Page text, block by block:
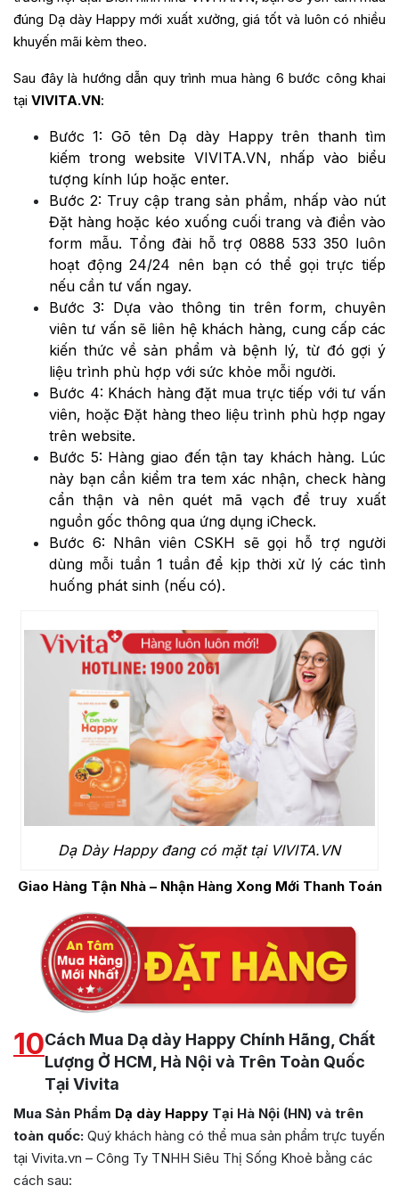
đúng Dạ dày Happy mới xuất xưởng, giá tốt và luôn có nhiều
khuyến mãi kèm theo.
Sau đây là hướng dẫn quy trình mua hàng 6 bước công khai
tại VIVITA.VN:
Bước 1: Gõ tên Dạ dày Happy trên thanh tìm
kiếm trong website VIVITA.VN, nhấp vào biểu
tượng kính lúp hoặc enter.
Bước 2: Truy cập trang sản phẩm, nhấp vào nút
Đặt hàng hoặc kéo xuống cuối trang và điền vào
form mẫu. Tổng đài hỗ trợ 0888 533 350 luôn
hoạt động 24/24 nên bạn có thể gọi trực tiếp
nếu cần tư vấn ngay.
Bước 3: Dựa vào thông tin trên form, chuyên
viên tư vấn sẽ liên hệ khách hàng, cung cấp các
kiến thức về sản phẩm và bệnh lý, từ đó gợi ý
liệu trình phù hợp với sức khỏe mỗi người.
Bước 4: Khách hàng đặt mua trực tiếp với tư vấn
viên, hoặc Đặt hàng theo liệu trình phù hợp ngay
trên website.
Bước 5: Hàng giao đến tận tay khách hàng. Lúc
này bạn cần kiểm tra tem xác nhận, check hàng
cẩn thận và nên quét mã vạch để truy xuất
nguồn gốc thông qua ứng dụng iCheck.
Bước 6: Nhân viên CSKH sẽ gọi hỗ trợ người
dùng mỗi tuần 1 tuần để kịp thời xử lý các tình
huống phát sinh (nếu có).
Dạ Dày Happy đang có mặt tại VIVITA.VN
Giao Hàng Tận Nhà – Nhận Hàng Xong Mới Thanh Toán
10Cách Mua Dạ dày Happy Chính Hãng, Chất
Lượng Ở HCM, Hà Nội và Trên Toàn Quốc
Tại Vivita
Mua Sản Phẩm Dạ dày Happy Tại Hà Nội (HN) và trên
toàn quốc: Quý khách hàng có thể mua sản phẩm trực tuyến
tại Vivita.vn – Công Ty TNHH Siêu Thị Sống Khoẻ bằng các
cách sau: